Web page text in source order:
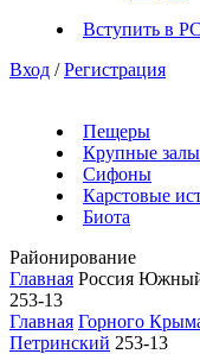
Вступить в
Вход / Регистрация
Пещеры
Крупные залы
Сифоны
Карстовые
Биота
Районирование
Главная Россия
253-13
Главная Горного
Петринский 253-13